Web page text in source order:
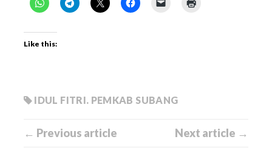
Like this:
IDUL FITRI. PEMKAB SUBANG
← Previous article Next article →